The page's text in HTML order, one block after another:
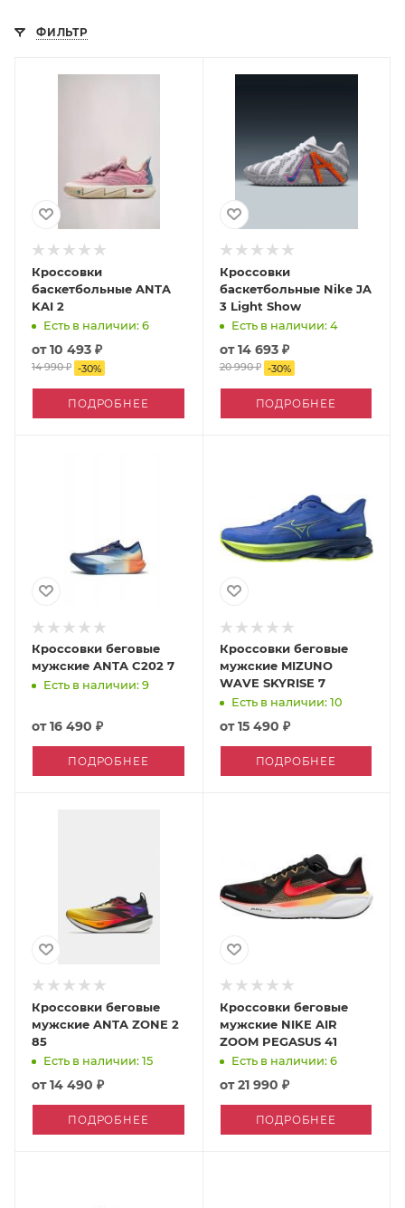
ФИЛЬТР
Кроссовки
баскетбольные ANTA
KAI 2
Есть в наличии: 6
от10 493 ₽
14 990 ₽ -30%
ПОДРОБНЕЕ
Кроссовки
баскетбольные Nike JA
3 Light Show
Есть в наличии: 4
от14 693 ₽
20 990 ₽ -30%
ПОДРОБНЕЕ
Кроссовки беговые
мужские ANTA C202 7
Есть в наличии: 9
от16 490 ₽
ПОДРОБНЕЕ
Кроссовки беговые
мужские MIZUNO
WAVE SKYRISE 7
Есть в наличии: 10
от15 490 ₽
ПОДРОБНЕЕ
Кроссовки беговые
мужские ANTA ZONE 2
85
Есть в наличии: 15
от14 490 ₽
ПОДРОБНЕЕ
Кроссовки беговые
мужские NIKE AIR
ZOOM PEGASUS 41
Есть в наличии: 6
от21 990 ₽
ПОДРОБНЕЕ